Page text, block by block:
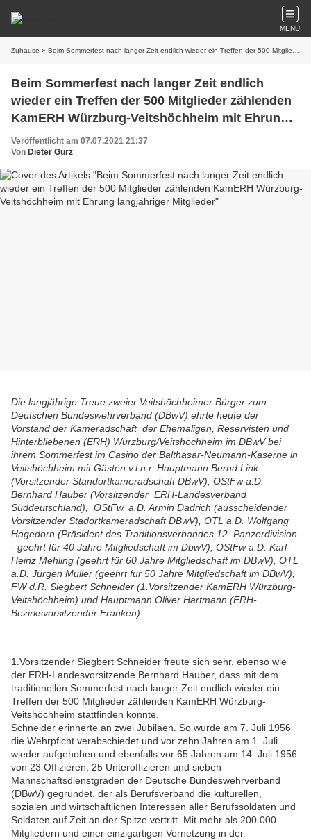
MENU
Zuhause » Beim Sommerfest nach langer Zeit endlich wieder ein Treffen der 500 Mitglieder zählenden KamERH Würzburg-Veitshöchheim mit Ehrung langjähriger Mitglieder
Beim Sommerfest nach langer Zeit endlich
wieder ein Treffen der 500 Mitglieder zählenden
KamERH Würzburg-Veitshöchheim mit Ehrung
langjähriger Mitglieder
Veröffentlicht am 07.07.2021 21:37
Von Dieter Gürz
Die langjährige Treue zweier Veitshöchheimer Bürger zum
Deutschen Bundeswehrverband (DBwV) ehrte heute der
Vorstand der Kameradschaft der Ehemaligen, Reservisten und
Hinterbliebenen (ERH) Würzburg/Veitshöchheim im DBwV bei
ihrem Sommerfest im Casino der Balthasar-Neumann-Kaserne in
Veitshöchheim mit Gästen v.l.n.r. Hauptmann Bernd Link
(Vorsitzender Standortkameradschaft DBwV), OStFw a.D.
Bernhard Hauber (Vorsitzender ERH-Landesverband
Süddeutschland), OStFw. a.D. Armin Dadrich (ausscheidender
Vorsitzender Stadortkameradschaft DBwV), OTL a.D. Wolfgang
Hagedorn (Präsident des Traditionsverbandes 12. Panzerdivision
- geehrt für 40 Jahre Mitgliedschaft im DbwV), OStFw a.D. Karl-
Heinz Mehling (geehrt für 60 Jahre Mitgliedschaft im DBwV), OTL
a.D. Jürgen Müller (geehrt für 50 Jahre Mitgliedschaft im DBwV),
FW d.R. Siegbert Schneider (1.Vorsitzender KamERH Würzburg-
Veitshöchheim) und Hauptmann Oliver Hartmann (ERH-
Bezirksvorsitzender Franken).
1.Vorsitzender Siegbert Schneider freute sich sehr, ebenso wie
der ERH-Landesvorsitzende Bernhard Hauber, dass mit dem
traditionellen Sommerfest nach langer Zeit endlich wieder ein
Treffen der 500 Mitglieder zählenden KamERH Würzburg-
Veitshöchheim stattfinden konnte.
Schneider erinnerte an zwei Jubiläen. So wurde am 7. Juli 1956
die Wehrpficht verabschiedet und vor zehn Jahren am 1. Juli
wieder aufgehoben und ebenfalls vor 65 Jahren am 14. Juli 1956
von 23 Offizieren, 25 Unteroffizieren und sieben
Mannschaftsdienstgraden der Deutsche Bundeswehrverband
(DBwV) gegründet, der als Berufsverband die kulturellen,
sozialen und wirtschaftlichen Interessen aller Berufssoldaten und
Soldaten auf Zeit an der Spitze vertritt. Mit mehr als 200.000
Mitgliedern und einer einzigartigen Vernetzung in der